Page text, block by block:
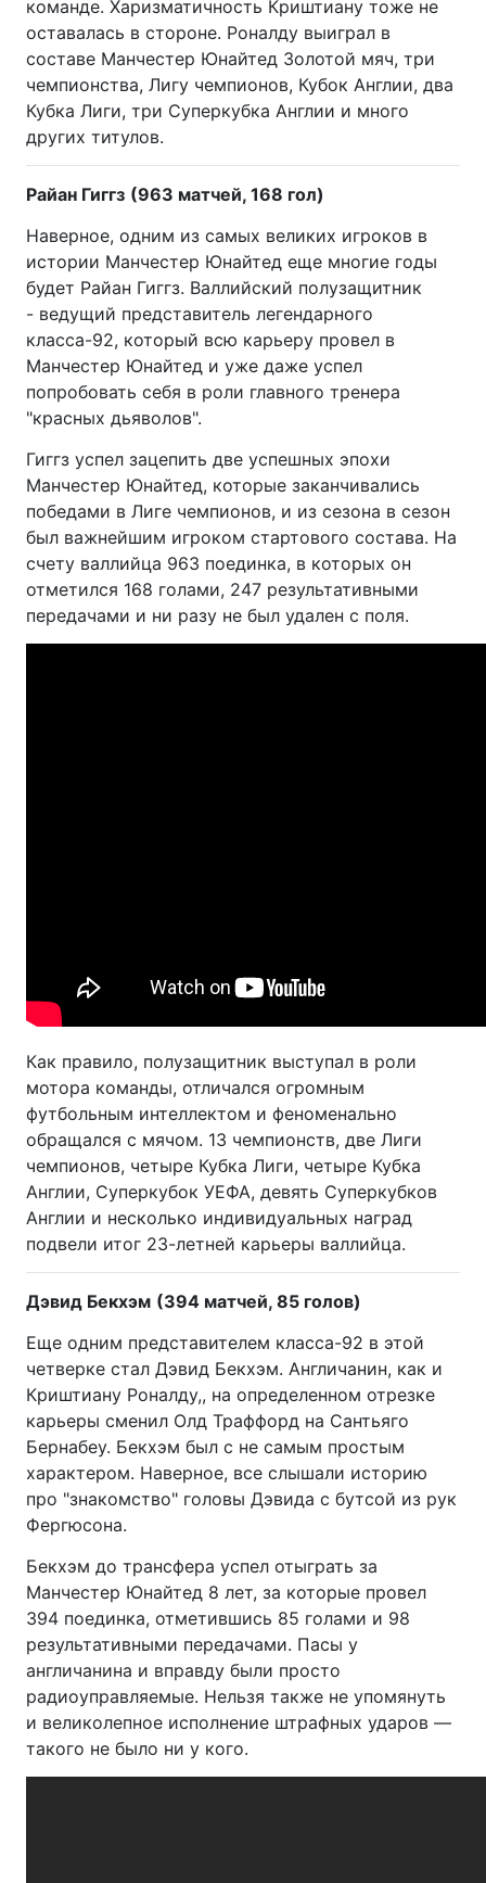
команде. Харизматичность Криштиану тоже не
оставалась в стороне. Роналду выиграл в
составе Манчестер Юнайтед Золотой мяч, три
чемпионства, Лигу чемпионов, Кубок Англии, два
Кубка Лиги, три Суперкубка Англии и много
других титулов.
Райан Гиггз (963 матчей, 168 гол)
Наверное, одним из самых великих игроков в
истории Манчестер Юнайтед еще многие годы
будет Райан Гиггз. Валлийский полузащитник
- ведущий представитель легендарного
класса-92, который всю карьеру провел в
Манчестер Юнайтед и уже даже успел
попробовать себя в роли главного тренера
"красных дьяволов".
Гиггз успел зацепить две успешных эпохи
Манчестер Юнайтед, которые заканчивались
победами в Лиге чемпионов, и из сезона в сезон
был важнейшим игроком стартового состава. На
счету валлийца 963 поединка, в которых он
отметился 168 голами, 247 результативными
передачами и ни разу не был удален с поля.
Как правило, полузащитник выступал в роли
мотора команды, отличался огромным
футбольным интеллектом и феноменально
обращался с мячом. 13 чемпионств, две Лиги
чемпионов, четыре Кубка Лиги, четыре Кубка
Англии, Суперкубок УЕФА, девять Суперкубков
Англии и несколько индивидуальных наград
подвели итог 23-летней карьеры валлийца.
Дэвид Бекхэм (394 матчей, 85 голов)
Еще одним представителем класса-92 в этой
четверке стал Дэвид Бекхэм. Англичанин, как и
Криштиану Роналду,, на определенном отрезке
карьеры сменил Олд Траффорд на Сантьяго
Бернабеу. Бекхэм был с не самым простым
характером. Наверное, все слышали историю
про "знакомство" головы Дэвида с бутсой из рук
Фергюсона.
Бекхэм до трансфера успел отыграть за
Манчестер Юнайтед 8 лет, за которые провел
394 поединка, отметившись 85 голами и 98
результативными передачами. Пасы у
англичанина и вправду были просто
радиоуправляемые. Нельзя также не упомянуть
и великолепное исполнение штрафных ударов —
такого не было ни у кого.